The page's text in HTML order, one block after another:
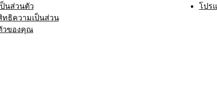
ป็นส่วนตัว
ทธิความเป็นส่วน
วของคุณ
โปร